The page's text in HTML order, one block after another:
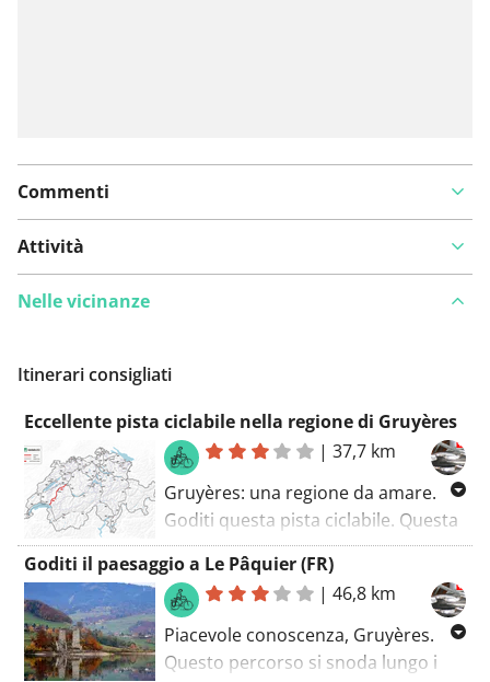
Commenti
Attività
Nelle vicinanze
Itinerari consigliati
Eccellente pista ciclabile nella regione di Gruyères
|37,7 km
Gruyères: una regione da amare.
Goditi questa pista ciclabile. Questa
pista ciclabile si trova su sentieri
asfaltati. Con una e-bike, questo
percorso non dovrebbe certamente
essere un problema. Non ci sono un
numero esagerato di ristoranti dove
Goditi il paesaggio a Le Pâquier (FR)
|46,8 km
Piacevole conoscenza, Gruyères.
Questo percorso si snoda lungo i